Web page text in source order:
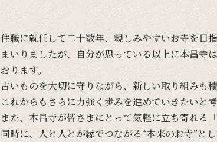
住職に就任して二十数年、 親しみやすいお寺を目
まいりましたが、自分が思っている以上に本昌寺は
おります。
古いものを大切に守りながら、 新しい取り組みも
これからも さらに力強く 歩みを進めていきたいと
また、 本昌寺が皆さまにとって気軽に立ち寄れる
同時に、 人と 人とが縁でつながる“本来のお寺”と